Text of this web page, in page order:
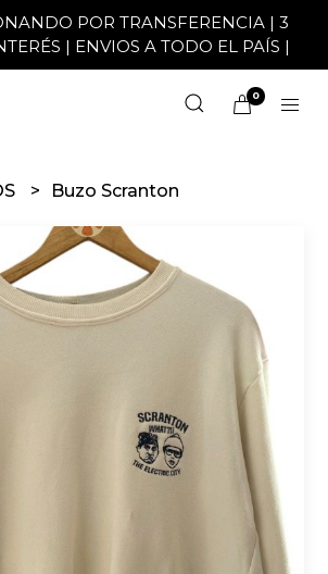
POR TRANSFERENCIA | 3
| ENVIOS A TODO EL PAÍS |
0
Buzo Scranton